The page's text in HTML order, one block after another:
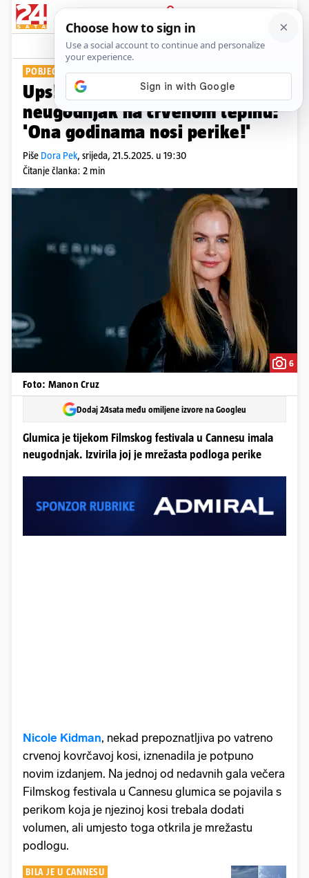
PRIJAVA
Show Komentari
POBJEGLA JOJ PERIKA
Ups! Nicole Kidman doživjela
neugodnjak na crvenom tepihu:
'Ona godinama nosi perike!'
Piše Dora Pek, srijeda, 21.5.2025. u 19:30
Čitanje članka: 2 min
6
Foto: Manon Cruz
Dodaj 24sata među omiljene izvore na Googleu
Glumica je tijekom Filmskog festivala u Cannesu imala
neugodnjak. Izvirila joj je mrežasta podloga perike
Nicole Kidman, nekad prepoznatljiva po vatreno
crvenoj kovrčavoj kosi, iznenadila je potpuno
novim izdanjem. Na jednoj od nedavnih gala večera
Filmskog festivala u Cannesu glumica se pojavila s
perikom koja je njezinoj kosi trebala dodati
volumen, ali umjesto toga otkrila je mrežastu
podlogu.
BILA JE U CANNESU